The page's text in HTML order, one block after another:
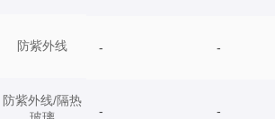
防紫外线
防紫外线/隔热
- -
- -